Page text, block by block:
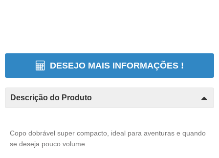
DESEJO MAIS INFORMAÇÕES !
Descrição do Produto
Copo dobrável super compacto, ideal para aventuras e quando
se deseja pouco volume.